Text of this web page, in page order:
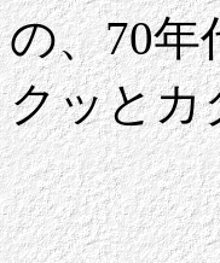
の、70
クッとカ